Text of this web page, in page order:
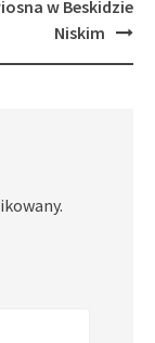
w Beskidzie
Niskim